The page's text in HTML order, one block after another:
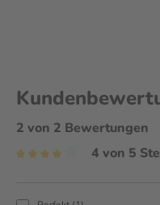
2 von 2 Bewertungen
4 von 5